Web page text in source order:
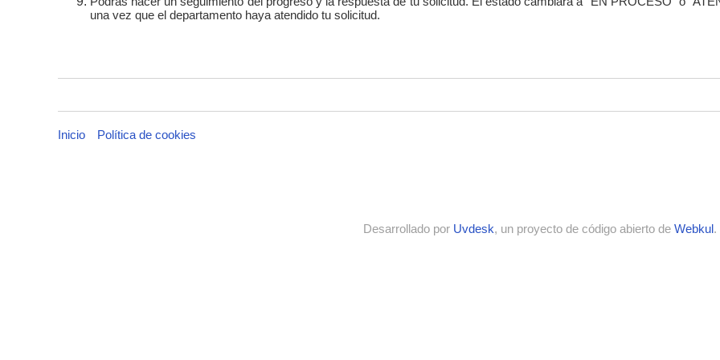
una vez que el departamento haya atendido tu solicitud.
Inicio Política de cookies
Desarrollado por Uvdesk, un proyecto de código abierto de Webkul.